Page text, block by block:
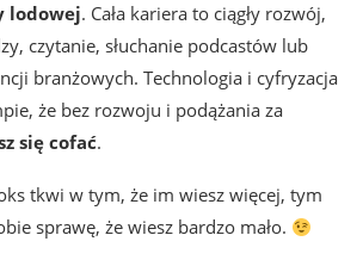
lodowej. Cała kariera to ciągły rozwój,
czytanie, słuchanie podcastów lub
branżowych. Technologia i cyfryzacja
że bez rozwoju i podążania za
się cofać.
tkwi w tym, że im wiesz więcej, tym
sprawę, że wiesz bardzo mało.